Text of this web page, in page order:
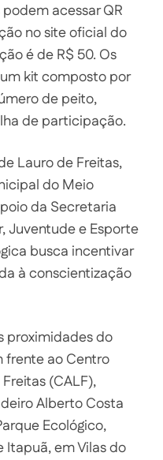
acessar QR
no site oficial do
é de R$ 50. Os
kit composto por
de peito,
de participação.
Lauro de Freitas,
do Meio
da Secretaria
Juventude e Esporte
busca incentivar
à conscientização
proximidades do
frente ao Centro
(CALF),
Alberto Costa
Ecológico,
Itapuã, em Vilas do